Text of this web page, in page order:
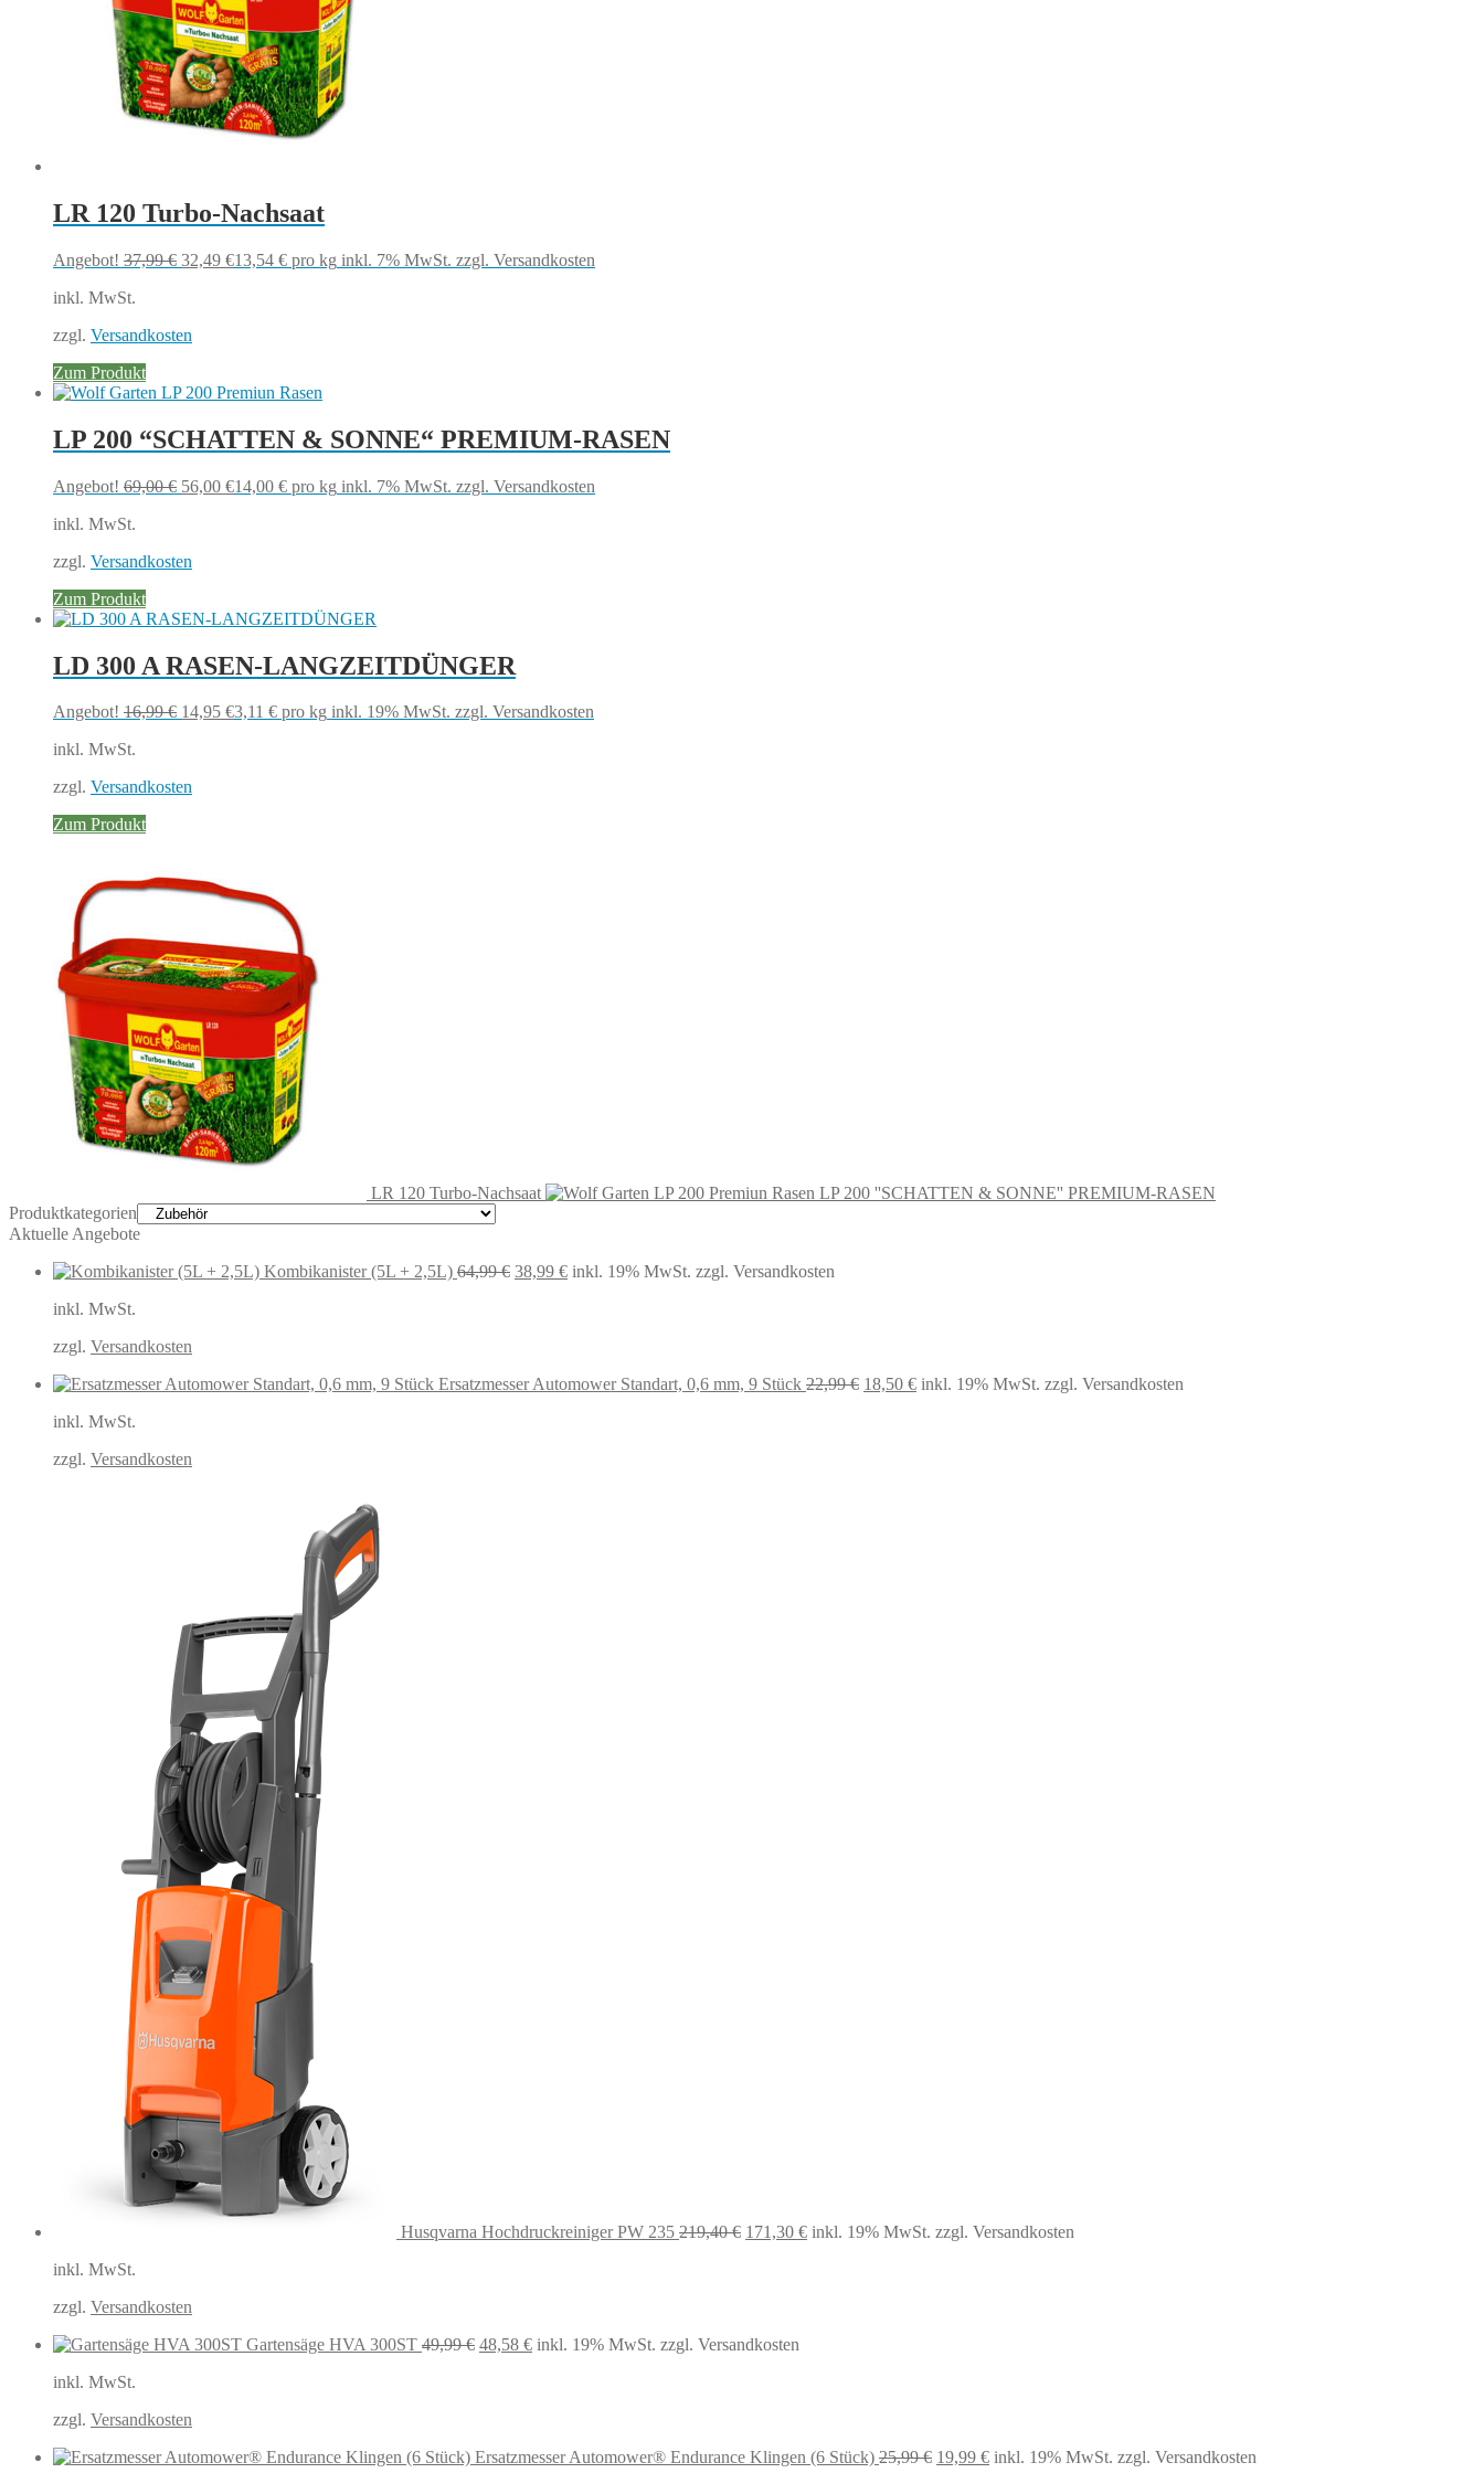
LR 120 Turbo-Nachsaat
Angebot! 37,99€ Ursprünglicher
32,49 €Aktueller
13,54 € pro kg inkl. 7% MwSt. zzgl. Versandkosten
inkl. MwSt.
zzgl. Versandkosten
Zum Produkt
LP 200 “SCHATTEN & SONNE“ PREMIUM-RASEN
Angebot! 69,00€ Ursprünglicher
56,00 €Aktueller
14,00 € pro kg inkl. 7% MwSt. zzgl. Versandkosten
inkl. MwSt.
zzgl. Versandkosten
Zum Produkt
LD 300 A RASEN-LANGZEITDÜNGER
Angebot! 16,99€ Ursprünglicher
14,95 €Aktueller
3,11 € pro kg inkl. 19% MwSt. zzgl. Versandkosten
inkl. MwSt.
zzgl. Versandkosten
Zum Produkt
LR 120 Turbo-Nachsaat
LP 200 ''SCHATTEN & SONNE'' PREMIUM-RASEN
Produktkategorien
Aktuelle Angebote
Kombikanister (5L + 2,5L) 64,99€ Ursprünglicher
38,99 €Aktueller
inkl. 19% MwSt. zzgl. Versandkosten
inkl. MwSt.
zzgl. Versandkosten
Ersatzmesser Automower Standart, 0,6 mm, 9 Stück 22,99€ Ursprünglicher
18,50 €Aktueller
inkl. 19% MwSt. zzgl. Versandkosten
inkl. MwSt.
zzgl. Versandkosten
Husqvarna Hochdruckreiniger PW 235 219,40€ 171,30 € inkl. 19% MwSt. zzgl. Versandkosten
inkl. MwSt.
zzgl. Versandkosten
Gartensäge HVA 300ST 49,99€ Ursprünglicher
48,58 €Aktueller
inkl. 19% MwSt. zzgl. Versandkosten
inkl. MwSt.
zzgl. Versandkosten
Ersatzmesser Automower® Endurance Klingen (6 Stück) 25,99€ Ursprünglicher
19,99 €Aktueller
inkl. 19% MwSt. zzgl. Versandkosten